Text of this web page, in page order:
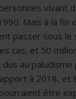
vivant
Mais à la fin
passer sous
cas, et 50
au
à 2018, et
être